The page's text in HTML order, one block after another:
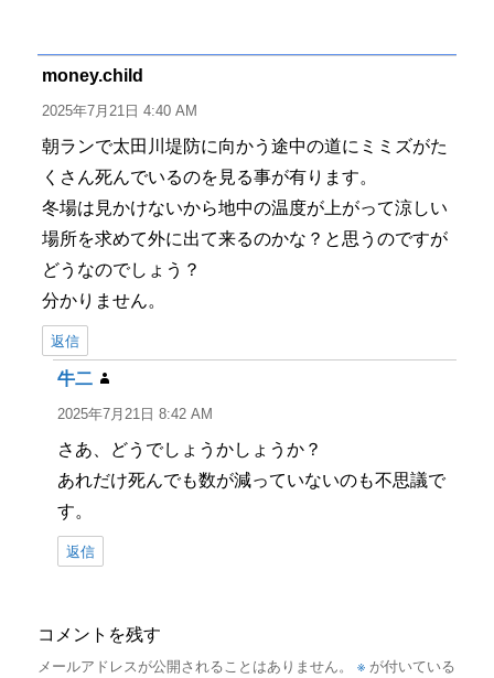
money.child
り:
2025年7月21日 4:40 AM
朝ランで太田川堤防に向かう途中の道にミミズがた
くさん死んでいるのを見る事が有ります。
冬場は見かけないから地中の温度が上がって涼しい
場所を求めて外に出て来るのかな？と思うのですが
どうなのでしょう？
分かりません。
返信
牛二
り:
2025年7月21日 8:42 AM
さあ、どうでしょうかしょうか？
あれだけ死んでも数が減っていないのも不思議で
す。
返信
コメントを残す
メールアドレスが公開されることはありません。 ※ が付いている